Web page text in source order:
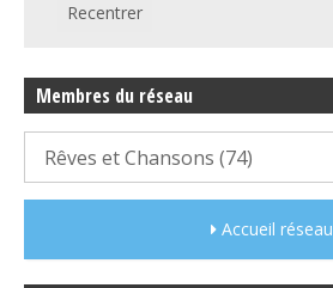
Recentrer
Membres du réseau
Accueil réseau